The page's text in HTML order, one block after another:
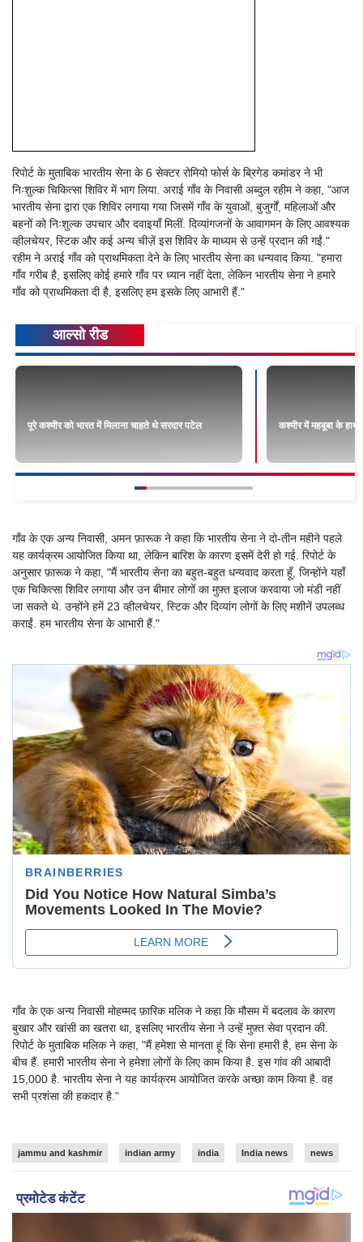
रिपोर्ट के मुताबिक भारतीय सेना के 6 सेक्टर रोमियो फोर्स के ब्रिगेड कमांडर ने भी
निःशुल्क चिकित्सा शिविर में भाग लिया. अराई गाँव के निवासी अब्दुल रहीम ने कहा, "आज
भारतीय सेना द्वारा एक शिविर लगाया गया जिसमें गाँव के युवाओं, बुजुर्गों, महिलाओं और
बहनों को निःशुल्क उपचार और दवाइयाँ मिलीं. दिव्यांगजनों के आवागमन के लिए आवश्यक
व्हीलचेयर, स्टिक और कई अन्य चीज़ें इस शिविर के माध्यम से उन्हें प्रदान की गईं."
रहीम ने अराई गाँव को प्राथमिकता देने के लिए भारतीय सेना का धन्यवाद किया. "हमारा
गाँव गरीब है, इसलिए कोई हमारे गाँव पर ध्यान नहीं देता, लेकिन भारतीय सेना ने हमारे
गाँव को प्राथमिकता दी है, इसलिए हम इसके लिए आभारी हैं."
आल्सो रीड
पूरे कश्मीर को भारत में मिलाना चाहते थे सरदार पटेल कश्मीर में महबूबा के हाथ
गाँव के एक अन्य निवासी, अमन फ़ारूक ने कहा कि भारतीय सेना ने दो-तीन महीने पहले
यह कार्यक्रम आयोजित किया था, लेकिन बारिश के कारण इसमें देरी हो गई. रिपोर्ट के
अनुसार फ़ारूक ने कहा, "मैं भारतीय सेना का बहुत-बहुत धन्यवाद करता हूँ, जिन्होंने यहाँ
एक चिकित्सा शिविर लगाया और उन बीमार लोगों का मुफ़्त इलाज करवाया जो मंडी नहीं
जा सकते थे. उन्होंने हमें 23 व्हीलचेयर, स्टिक और दिव्यांग लोगों के लिए मशीनें उपलब्ध
कराईं. हम भारतीय सेना के आभारी हैं."
गाँव के एक अन्य निवासी मोहम्मद फ़ारिक मलिक ने कहा कि मौसम में बदलाव के कारण
बुखार और खांसी का खतरा था, इसलिए भारतीय सेना ने उन्हें मुफ़्त सेवा प्रदान की.
रिपोर्ट के मुताबिक मलिक ने कहा, "मैं हमेशा से मानता हूं कि सेना हमारी है, हम सेना के
बीच हैं. हमारी भारतीय सेना ने हमेशा लोगों के लिए काम किया है. इस गांव की आबादी
15,000 है. भारतीय सेना ने यह कार्यक्रम आयोजित करके अच्छा काम किया है. वह
सभी प्रशंसा की हकदार है."
jammu and kashmir indian army india India news news